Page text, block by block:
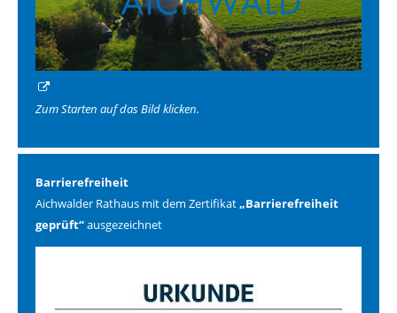
Zum Starten auf das Bild klicken.
Barrierefreiheit
Aichwalder Rathaus mit dem Zertifikat„Barrierefreiheit
geprüft“ausgezeichnet